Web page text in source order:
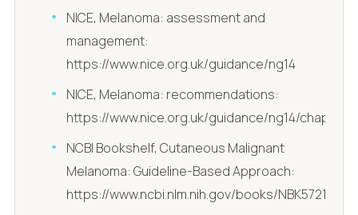
NICE, Melanoma: assessment and
management:
https://www.nice.org.uk/guidance/ng14
NICE, Melanoma: recommendations:
https://www.nice.org.uk/guidance/ng14/
NCBI Bookshelf, Cutaneous Malignant
Melanoma: Guideline-Based Approach:
https://www.ncbi.nlm.nih.gov/books/NBK572149/